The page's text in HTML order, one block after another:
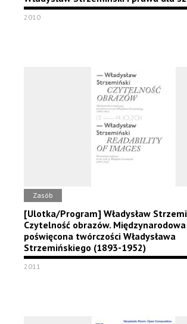
2010
Zasób
[Ulotka/Program] Władysław
Czytelność obrazów.
poświęcona twórczości Władysława
Strzemińskiego (1893-1952)
2011